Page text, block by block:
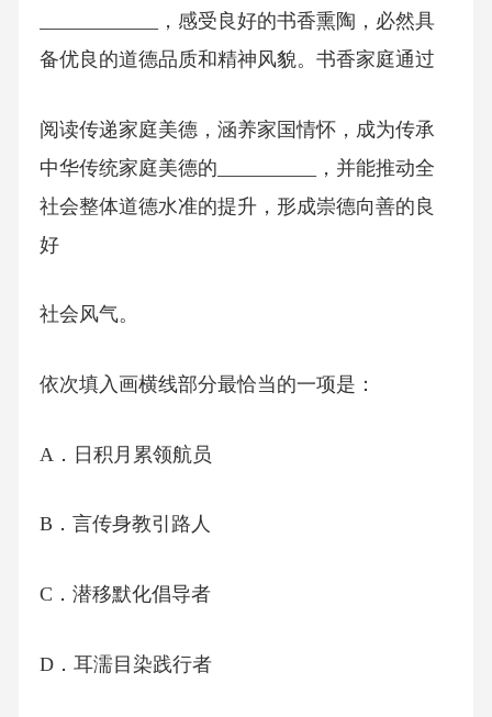
____________，感受良好的书香熏陶，必然具
备优良的道德品质和精神风貌。书香家庭通过
阅读传递家庭美德，涵养家国情怀，成为传承
中华传统家庭美德的__________，并能推动全
社会整体道德水准的提升，形成崇德向善的良
好
社会风气。
依次填入画横线部分最恰当的一项是：
A．日积月累领航员
B．言传身教引路人
C．潜移默化倡导者
D．耳濡目染践行者